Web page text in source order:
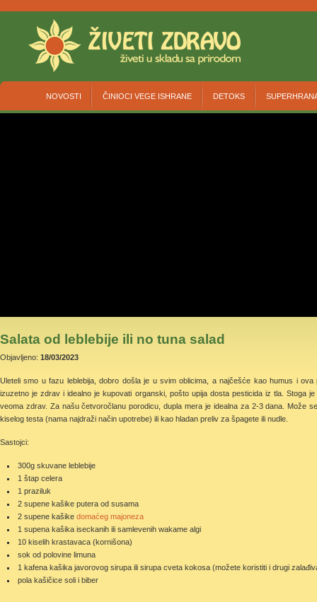
NOVOSTI ČINIOCI VEGE ISHRANE DETOKS
Salata od leblebije ili no tuna salad
Objavljeno: 18/03/2023
Uleteli smo u fazu leblebija, dobro došla je u svim oblicima, a najčešće kao humus i
izuzetno je zdrav i idealno je kupovati organski, pošto upija dosta pesticida iz tla. Stoga
veoma zdrav. Za našu četvoročlanu porodicu, dupla mera je idealna za 2-3 dana. Može
kiselog testa (nama najdraži način upotrebe) ili kao hladan preliv za špagete ili nudle.
Sastojci:
300g skuvane leblebije
1 štap celera
1 praziluk
2 supene kašike putera od susama
2 supene kašike domaćeg majoneza
1 supena kašika iseckanih ili samlevenih wakame algi
10 kiselih krastavaca (kornišona)
sok od polovine limuna
1 kafena kašika javorovog sirupa ili sirupa cveta kokosa (možete koristiti i drugi
pola kašičice soli i biber